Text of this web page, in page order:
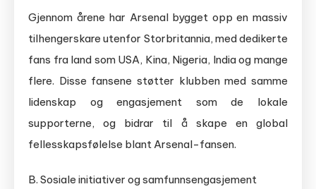
Gjennom årene har Arsenal bygget opp en massiv
tilhengerskare utenfor Storbritannia, med dedikerte
fans fra land som USA, Kina, Nigeria, India og mange
flere. Disse fansene støtter klubben med samme
lidenskap og engasjement som de lokale
supporterne, og bidrar til å skape en global
fellesskapsfølelse blant Arsenal-fansen.
B. Sosiale initiativer og samfunnsengasjement